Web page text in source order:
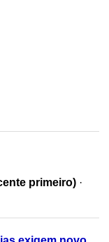
primeiro) ·